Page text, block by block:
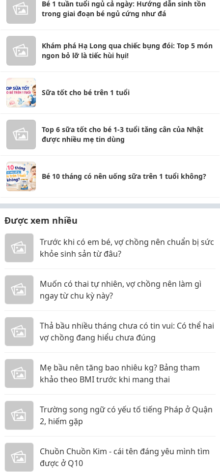
Bé 1 tuần tuổi ngủ cả ngày: Hướng dẫn sinh tồn
trong giai đoạn bé ngủ cứng như đá
Khám phá Hạ Long qua chiếc bụng đói: Top 5 món
ngon bỏ lỡ là tiếc hùi hụi!
Sữa tốt cho bé trên 1 tuổi
Top 6 sữa tốt cho bé 1-3 tuổi tăng cân của Nhật
được nhiều mẹ tin dùng
Bé 10 tháng có nên uống sữa trên 1 tuổi không?
Được xem nhiều
Trước khi có em bé, vợ chồng nên chuẩn bị sức
khỏe sinh sản từ đâu?
Muốn có thai tự nhiên, vợ chồng nên làm gì
ngay từ chu kỳ này?
Thả bầu nhiều tháng chưa có tin vui: Có thể hai
vợ chồng đang hiểu chưa đúng
Mẹ bầu nên tăng bao nhiêu kg? Bảng tham
khảo theo BMI trước khi mang thai
Trường song ngữ có yếu tố tiếng Pháp ở Quận
2, hiếm gặp
Chuồn Chuồn Kim - cái tên đáng yêu mình tìm
được ở Q10